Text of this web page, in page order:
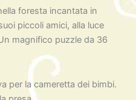
foresta incantata in
piccoli amici, alla luce
magnifico puzzle da 36
per la cameretta dei bimbi.